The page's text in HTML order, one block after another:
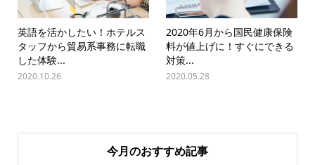
英語を活かしたい！ホテルス
タッフから貿易系事務に転職
した体験...
2020.10.26
2020年6月から国民健康保険
料が値上げに！すぐにできる
対策...
2020.05.28
今月のおすすめ記事